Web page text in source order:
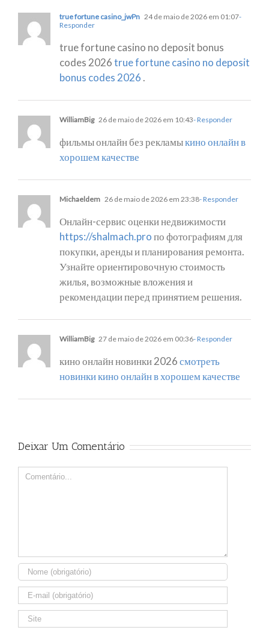
true fortune casino_jwPn 24 de maio de 2026 em 01:07-
Responder
true fortune casino no deposit bonus
codes 2026true fortune casino no deposit
bonus codes 2026 .
WilliamBig 26 de maio de 2026 em 10:43- Responder
фильмы онлайн без рекламыкино онлайн в
хорошем качестве
Michaeldem 26 de maio de 2026 em 23:38- Responder
Онлайн-сервис оценки недвижимости
https://shalmach.proпо фотографиям для
покупки, аренды и планирования ремонта.
Узнайте ориентировочную стоимость
жилья, возможные вложения и
рекомендации перед принятием решения.
WilliamBig 27 de maio de 2026 em 00:36- Responder
кино онлайн новинки 2026смотреть
новинки кино онлайн в хорошем качестве
Deixar Um Comentário
Comment